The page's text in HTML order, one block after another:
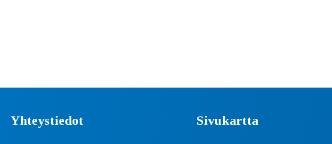
Yhteystiedot Sivukartta